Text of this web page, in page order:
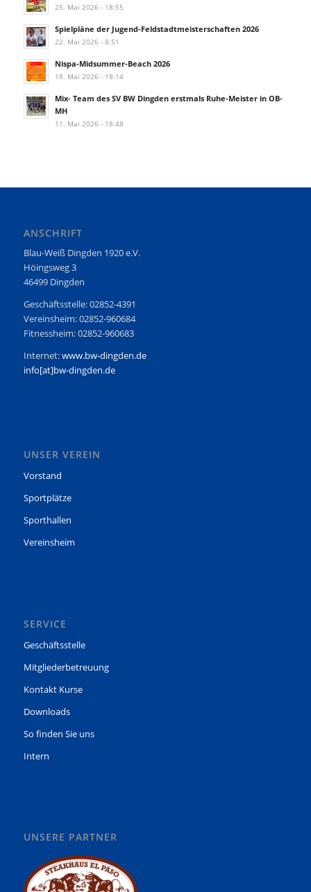
25. Mai 2026 - 18:55
Spielpläne der Jugend-Feldstadtmeisterschaften 2026
22. Mai 2026 - 8:51
Nispa-Midsummer-Beach 2026
18. Mai 2026 - 18:14
Mix- Team des SV BW Dingden erstmals Ruhe-Meister in OB-
MH
11. Mai 2026 - 18:48
ANSCHRIFT
Blau-Weiß Dingden 1920 e.V.
Höingsweg 3
46499 Dingden
Geschäftsstelle: 02852-4391
Vereinsheim: 02852-960684
Fitnessheim: 02852-960683
Internet:www.bw-dingden.de
info[at]bw-dingden.de
UNSER VEREIN
Vorstand
Sportplätze
Sporthallen
Vereinsheim
SERVICE
Geschäftsstelle
Mitgliederbetreuung
Kontakt Kurse
Downloads
So finden Sie uns
Intern
UNSERE PARTNER